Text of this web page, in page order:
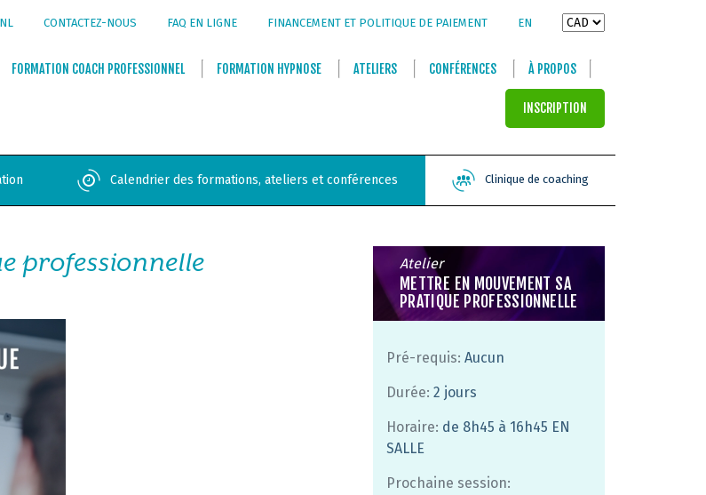
CONTACTEZ-NOUS FAQ EN LIGNE FINANCEMENT ET POLITIQUE DE PAIEMENT EN
FORMATION COACH PROFESSIONNEL FORMATION HYPNOSE ATELIERS CONFÉRENCES À PROPOS
INSCRIPTION
Calendrier des formations, ateliers et conférences Clinique de coaching
professionnelle Atelier
METTRE EN MOUVEMENT SA
PRATIQUE PROFESSIONNELLE
Pré-requis: Aucun
Durée: 2 jours
Horaire: de 8h45 à 16h45 EN
SALLE
Prochaine session: